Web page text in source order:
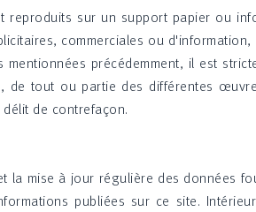
sur un support papier ou
commerciales ou
précédemment, il est
tout ou partie des différentes
de contrefaçon.
mise à jour régulière des données
publiées sur ce site.